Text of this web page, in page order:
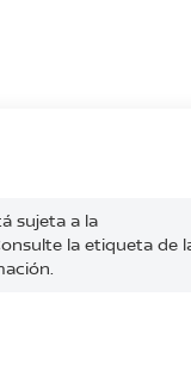
sujeta a la
la etiqueta de